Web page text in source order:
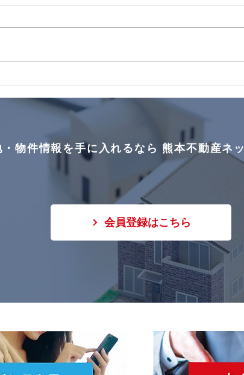
更新しました🌸
物件情報を手に入れるなら 熊本不動産ネッ
会員登録はこちら